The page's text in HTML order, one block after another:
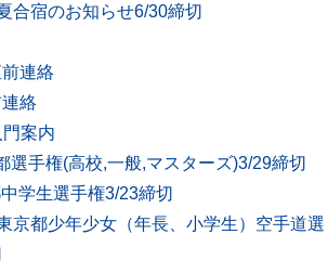
合宿のお知らせ6/30締切
連絡
絡
案内
選手権(高校,一般,マスターズ)3/29締切
学生選手権3/23締切
京都少年少女（年長、小学生）空手道選